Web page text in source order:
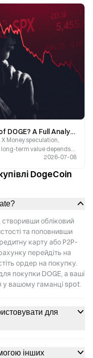
What Factors Influence the Price of DOGE? A Full Analysis of ETF Expectations, X Money, and Market Sentiment
Money speculation,
term value depends
2026-07-08
DogeCoin
обліковий
та поповнивши
карту або P2P-
перейдіть на
ордер на покупку.
покупки DOGE, а ваші
у вашому гаманці spot.
для
інших